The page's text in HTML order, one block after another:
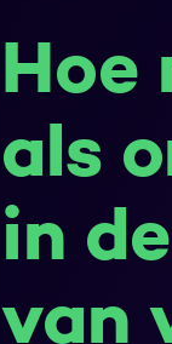
Hoe
als
in
van